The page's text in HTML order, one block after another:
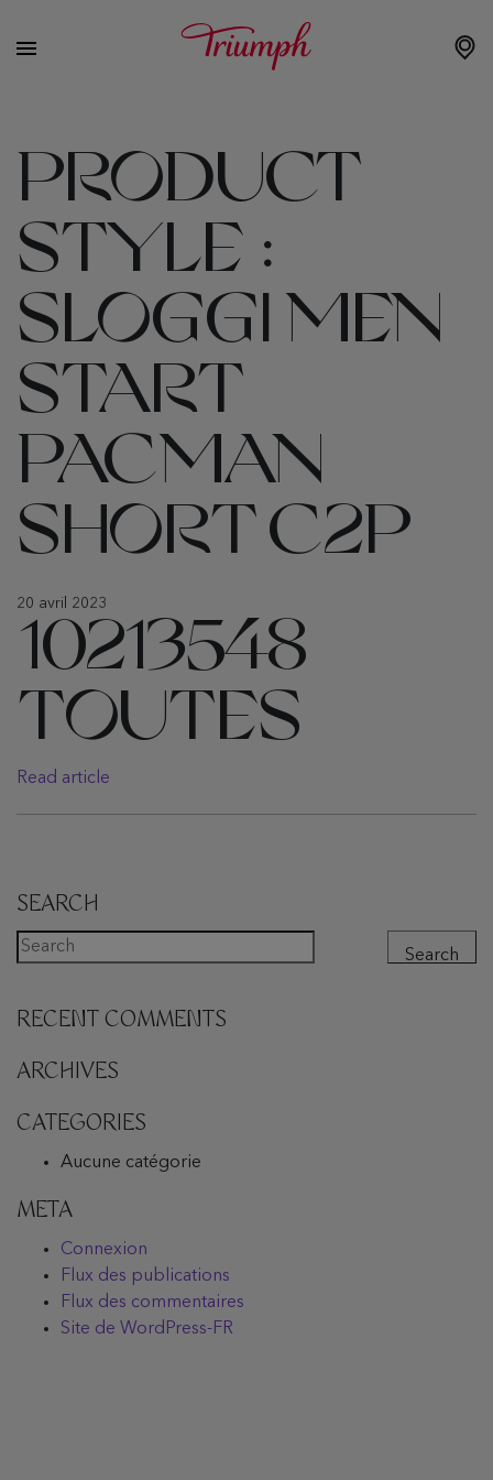
PRODUCT
STYLE :
SLOGGI MEN
START
PACMAN
SHORT C2P
20 avril 2023
10213548
TOUTES
Read article
SEARCH
Search
RECENT COMMENTS
ARCHIVES
CATEGORIES
Aucune catégorie
META
Connexion
Flux des publications
Flux des commentaires
Site de WordPress-FR